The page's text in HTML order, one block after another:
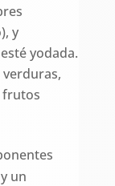
y
yodada.
frutos
un